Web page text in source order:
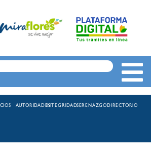
AUTORIDADESINTEGRIDADSERENAZGODIRECTORIO